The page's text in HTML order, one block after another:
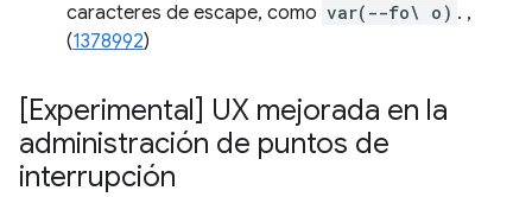
caracteres de escape, como var(--fo\ o) . ,
(1378992)
[Experimental] UX mejorada en la
administración de puntos de
interrupción